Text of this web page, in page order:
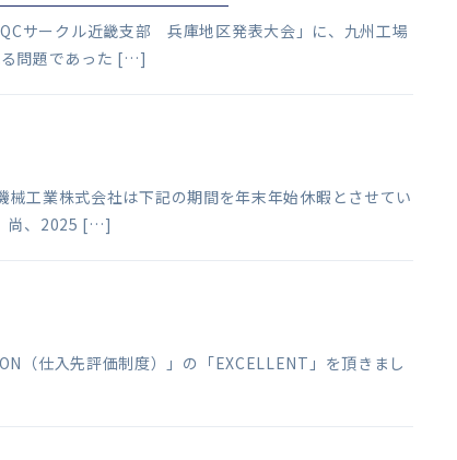
サークル近畿支部 兵庫地区発表大会」に、九州工場
る問題であった […]
工業株式会社は下記の期間を年末年始休暇とさせてい
尚、2025 […]
（仕入先評価制度）」の「EXCELLENT」を頂きまし